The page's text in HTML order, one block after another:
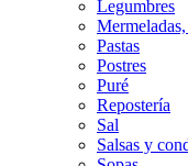
Legumbres
Pastas
Postres
Puré
Repostería
Sal
Salsas y